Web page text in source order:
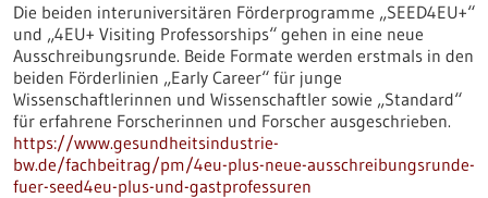
Die beiden interuniversitären Förderprogramme „SEED4EU+“
und „4EU+ Visiting Professorships“ gehen in eine neue
Ausschreibungsrunde. Beide Formate werden erstmals in den
beiden Förderlinien „Early Career“ für junge
Wissenschaftlerinnen und Wissenschaftler sowie „Standard“
für erfahrene Forscherinnen und Forscher ausgeschrieben.
https://www.gesundheitsindustrie-
bw.de/fachbeitrag/pm/4eu-plus-neue-ausschreibungsrunde-
fuer-seed4eu-plus-und-gastprofessuren